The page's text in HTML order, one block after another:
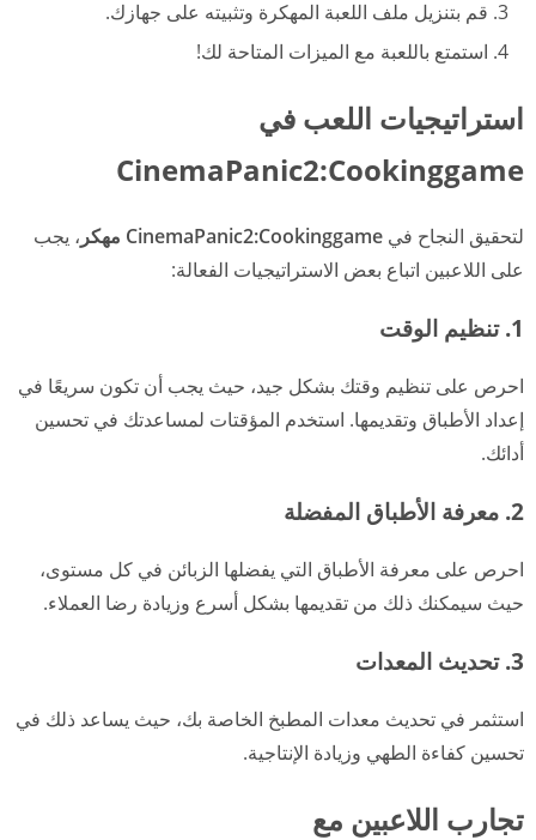
قم بتنزيل ملف اللعبة المهكرة وتثبيته على جهازك.
استمتع باللعبة مع الميزات المتاحة لك!
استراتيجيات اللعب في
CinemaPanic2:Cookinggame
لتحقيق النجاح في CinemaPanic2:Cookinggame مهكر
، يجب
على اللاعبين اتباع بعض الاستراتيجيات الفعالة:
1. تنظيم الوقت
احرص على تنظيم وقتك بشكل جيد، حيث يجب أن تكون سريعًا في
إعداد الأطباق وتقديمها. استخدم المؤقتات لمساعدتك في تحسين
أدائك.
2. معرفة الأطباق المفضلة
احرص على معرفة الأطباق التي يفضلها الزبائن في كل مستوى،
حيث سيمكنك ذلك من تقديمها بشكل أسرع وزيادة رضا العملاء.
3. تحديث المعدات
استثمر في تحديث معدات المطبخ الخاصة بك، حيث يساعد ذلك في
تحسين كفاءة الطهي وزيادة الإنتاجية.
تجارب اللاعبين مع